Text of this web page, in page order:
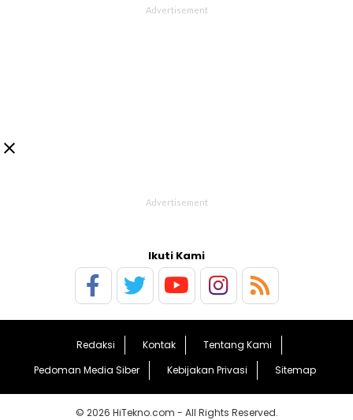

Ikuti Kami
Redaksi Kontak
Tentang Kami
Pedoman Media Siber
Kebijakan Privasi Sitemap
© 2026 HiTekno.com - All Rights Reserved.